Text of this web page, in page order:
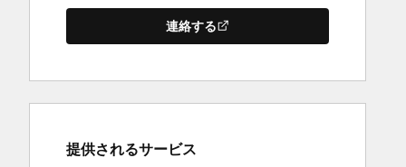
連絡する
提供されるサービス